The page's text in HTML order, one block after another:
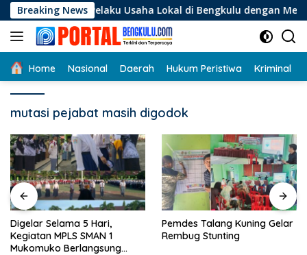
Langsung
ke
konten
Breaking News
Pelaku Usaha Lokal di Bengkulu dengan Meningkatkan
Home Nasional Daerah Hukum Peristiwa Kriminal
mutasi pejabat masih digodok
Digelar Selama 5 Hari,
Kegiatan MPLS SMAN 1
Mukomuko Berlangsung
Pemdes Talang Kuning Gelar
Rembug Stunting